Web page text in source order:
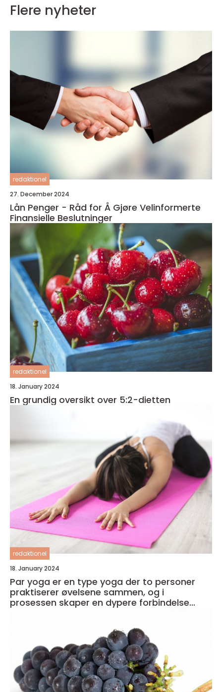
Flere nyheter
redaktionel
27. December 2024
Lån Penger - Råd for Å Gjøre Velinformerte
Finansielle Beslutninger
redaktionel
18. January 2024
En grundig oversikt over 5:2-dietten
redaktionel
18. January 2024
Par yoga er en type yoga der to personer
praktiserer øvelsene sammen, og i
prosessen skaper en dypere forbindelse